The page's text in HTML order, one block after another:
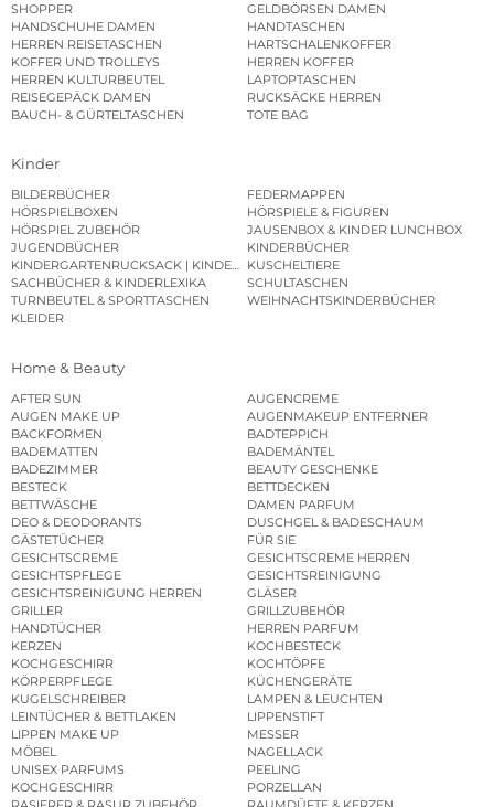
SHOPPER
GELDBÖRSEN DAMEN
HANDSCHUHE DAMEN
HANDTASCHEN
HERREN REISETASCHEN
HARTSCHALENKOFFER
KOFFER UND TROLLEYS
HERREN KOFFER
HERREN KULTURBEUTEL
LAPTOPTASCHEN
REISEGEPÄCK DAMEN
RUCKSÄCKE HERREN
BAUCH- & GÜRTELTASCHEN
TOTE BAG
Kinder
BILDERBÜCHER
FEDERMAPPEN
HÖRSPIELBOXEN
HÖRSPIELE & FIGUREN
HÖRSPIEL ZUBEHÖR
JAUSENBOX & KINDER LUNCHBOX
JUGENDBÜCHER
KINDERBÜCHER
KINDERGARTENRUCKSACK | KINDERGARTENBEUTEL
KUSCHELTIERE
SACHBÜCHER & KINDERLEXIKA
SCHULTASCHEN
TURNBEUTEL & SPORTTASCHEN
WEIHNACHTSKINDERBÜCHER
KLEIDER
Home & Beauty
AFTER SUN
AUGENCREME
AUGEN MAKE UP
AUGENMAKEUP ENTFERNER
BACKFORMEN
BADTEPPICH
BADEMATTEN
BADEMÄNTEL
BADEZIMMER
BEAUTY GESCHENKE
BESTECK
BETTDECKEN
BETTWÄSCHE
DAMEN PARFUM
DEO & DEODORANTS
DUSCHGEL & BADESCHAUM
GÄSTETÜCHER
FÜR SIE
GESICHTSCREME
GESICHTSCREME HERREN
GESICHTSPFLEGE
GESICHTSREINIGUNG
GESICHTSREINIGUNG HERREN
GLÄSER
GRILLER
GRILLZUBEHÖR
HANDTÜCHER
HERREN PARFUM
KERZEN
KOCHBESTECK
KOCHGESCHIRR
KOCHTÖPFE
KÖRPERPFLEGE
KÜCHENGERÄTE
KUGELSCHREIBER
LAMPEN & LEUCHTEN
LEINTÜCHER & BETTLAKEN
LIPPENSTIFT
LIPPEN MAKE UP
MESSER
MÖBEL
NAGELLACK
UNISEX PARFUMS
PEELING
KOCHGESCHIRR
PORZELLAN